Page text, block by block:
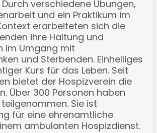
verschiedene Übungen,
und ein Praktikum im
erarbeiteten sich die
ihre Haltung und
im Umgang mit
und Sterbenden. Einhelliges
Kurs für das Leben. Seit
bietet der Hospizverein die
Über 300 Personen haben
Sie ist
für eine ehrenamtliche
ambulanten Hospizdienst.